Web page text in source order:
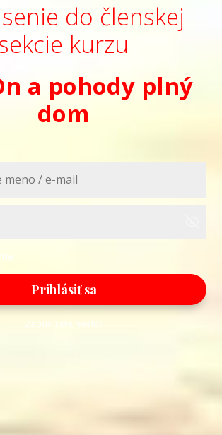
do členskej
kurzu
a pohody plný
dom
Prihlásiť sa
Zabudli ste heslo?